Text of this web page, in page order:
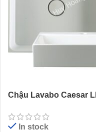
Chậu Lavabo Caesar
In stock